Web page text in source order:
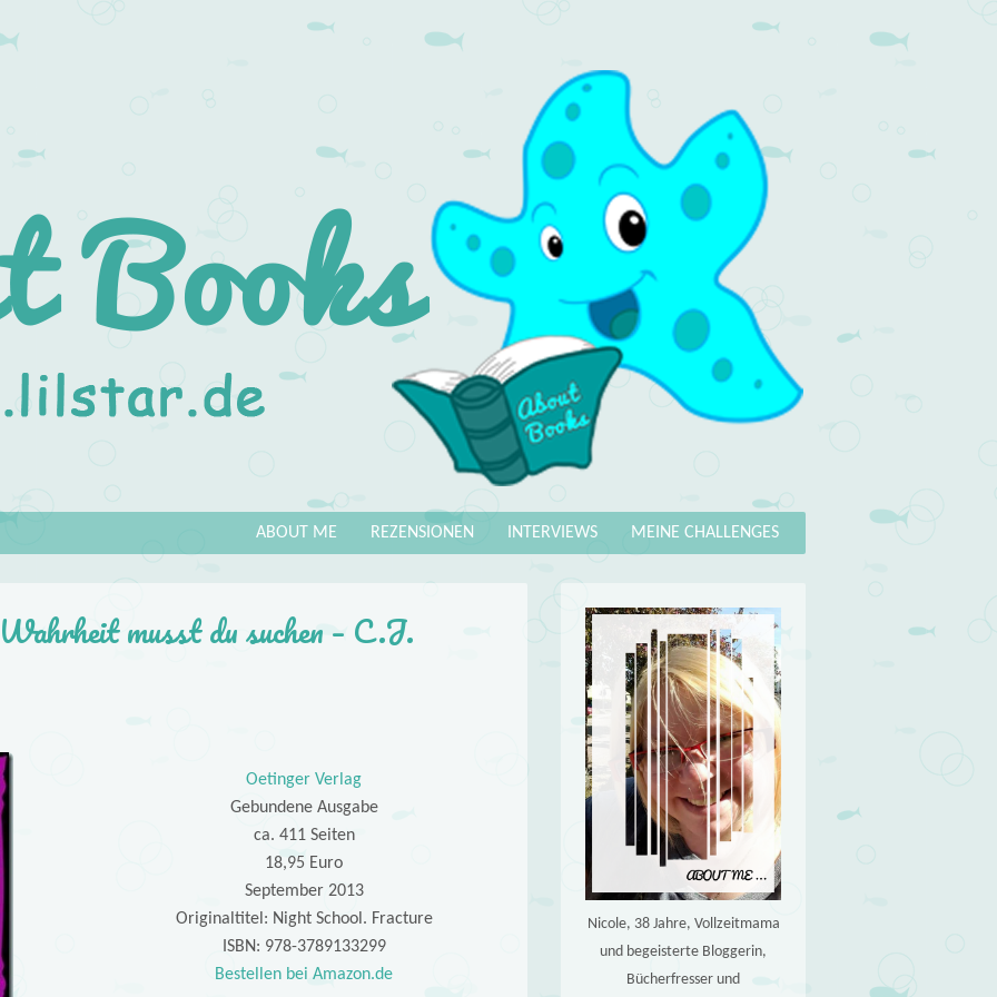
MEINE CHALLENGES
INTERVIEWS
REZENSIONEN
ABOUT ME
musst du suchen – C.J.
Oetinger Verlag
Gebundene Ausgabe
ca. 411 Seiten
18,95 Euro
September 2013
Originaltitel: Night School. Fracture
ISBN: 978-3789133299
Bestellen bei Amazon.de
Nicole, 38 Jahre, Vollzeitmama
und begeisterte Bloggerin,
Bücherfresser und